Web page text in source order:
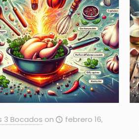
3 Bocados on
febrero 16,